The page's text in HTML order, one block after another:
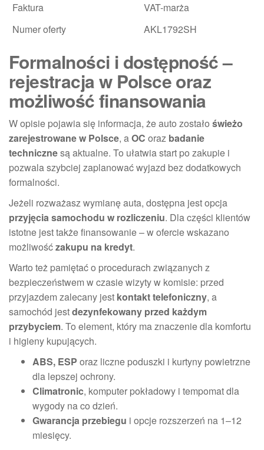
Faktura
VAT-marża
Numer oferty
AKL1792SH
Formalności i dostępność –
rejestracja w Polsce oraz
możliwość finansowania
W opisie pojawia się informacja, że auto zostało świeżo
zarejestrowane w Polsce, aOC oraz badanie
technicznesą aktualne. To ułatwia start po zakupie i
pozwala szybciej zaplanować wyjazd bez dodatkowych
formalności.
Jeżeli rozważasz wymianę auta, dostępna jest opcja
przyjęcia samochodu w rozliczeniu. Dla części klientów
istotne jest także finansowanie – w ofercie wskazano
możliwośćzakupu na kredyt.
Warto też pamiętać o procedurach związanych z
bezpieczeństwem w czasie wizyty w komisie: przed
przyjazdem zalecany jest kontakt telefoniczny, a
samochód jestdezynfekowany przed każdym
przybyciem. To element, który ma znaczenie dla komfortu
i higieny kupujących.
ABS, ESP oraz liczne poduszki i kurtyny powietrzne
dla lepszej ochrony.
Climatronic, komputer pokładowy i tempomat dla
wygody na co dzień.
Gwarancja przebiegu i opcje rozszerzeń na 1–12
miesięcy.